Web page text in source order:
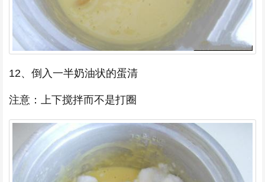
12、倒入一半奶油状的蛋清
注意：上下搅拌而不是打圈